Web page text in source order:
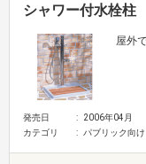
シャワー付水栓柱
屋外
発売日
2006年04月
カテゴリ
パブリック向け